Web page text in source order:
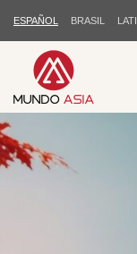
ESPAÑOL BRASIL